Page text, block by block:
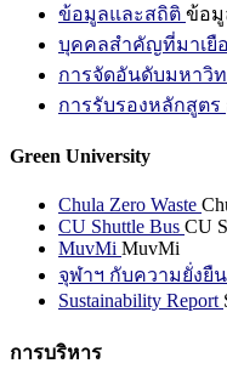
ข้อมูลและสถิติ ข้อมู
บุคคลสำคัญที่มาเยื
การจัดอันดับมหาวิ
การรับรองหลักสูตร
Green University
Chula Zero Waste
CU Shuttle Bus CU
MuvMi MuvMi
จุฬาฯ กับความยั่งยืน
Sustainability Report
การบริหาร